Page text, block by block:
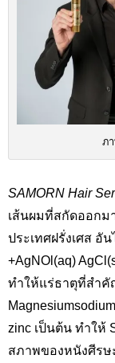
ภ
SAMORN Hair
เส้นผมที่สกัดออกม
ประเทศฝรั่งเศส อั
+AgNOl(aq)
ทำให้แร่ธาตุที่สำ
zinc เป็นต้น ทำให้
สภาพของหนังศีรษ